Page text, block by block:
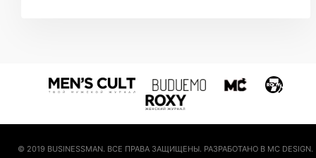
© 2019 BUSINESSMAN. ВСЕ ПРАВА ЗАЩИЩЕНЫ. РАЗРАБОТАНО В MC DESIGN.